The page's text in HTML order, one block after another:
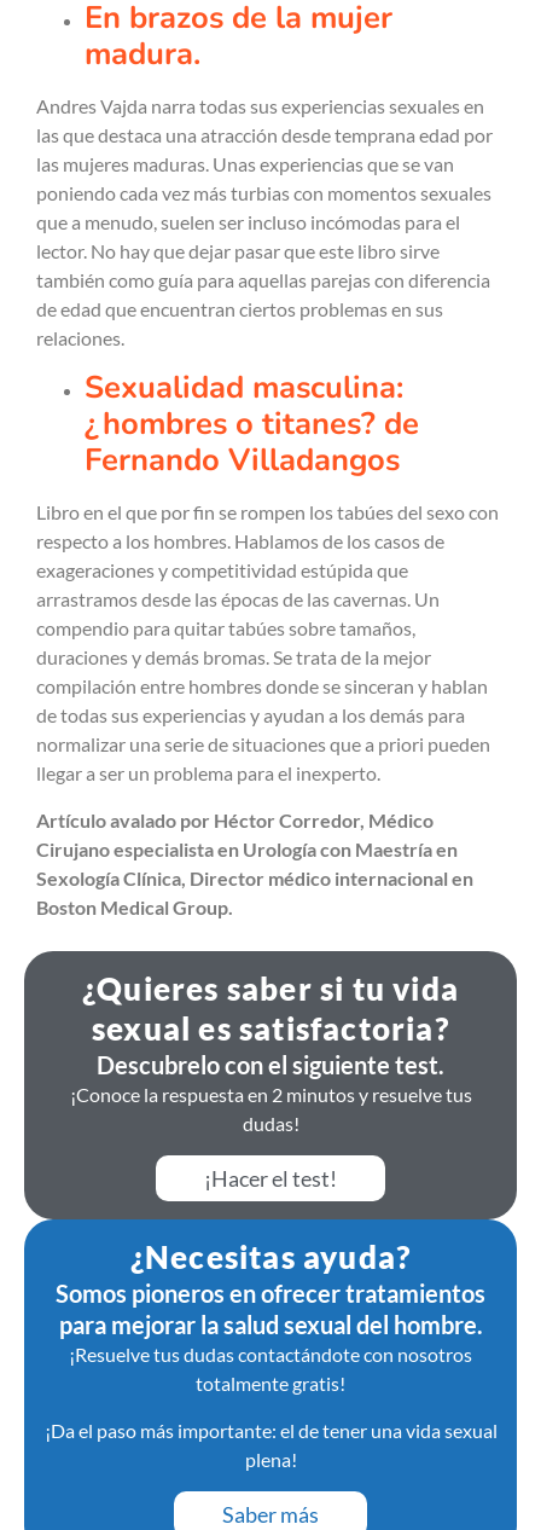
En brazos de la mujer
madura.
Andres Vajda narra todas sus experiencias sexuales en
las que destaca una atracción desde temprana edad por
las mujeres maduras. Unas experiencias que se van
poniendo cada vez más turbias con momentos sexuales
que a menudo, suelen ser incluso incómodas para el
lector. No hay que dejar pasar que este libro sirve
también como guía para aquellas parejas con diferencia
de edad que encuentran ciertos problemas en sus
relaciones.
Sexualidad masculina:
¿hombres o titanes? de
Fernando Villadangos
Libro en el que por fin se rompen los tabúes del sexo con
respecto a los hombres. Hablamos de los casos de
exageraciones y competitividad estúpida que
arrastramos desde las épocas de las cavernas. Un
compendio para quitar tabúes sobre tamaños,
duraciones y demás bromas. Se trata de la mejor
compilación entre hombres donde se sinceran y hablan
de todas sus experiencias y ayudan a los demás para
normalizar una serie de situaciones que a priori pueden
llegar a ser un problema para el inexperto.
Artículo avalado por Héctor Corredor, Médico
Cirujano especialista en Urología con Maestría en
Sexología Clínica, Director médico internacional en
Boston Medical Group.
¿Quieres saber si tu vida
sexual es satisfactoria?
Descubrelo con el siguiente test.
¡Conoce la respuesta en 2 minutos y resuelve tus
dudas!
¡Hacer el test!
¿Necesitas ayuda?
Somos pioneros en ofrecer tratamientos
para mejorar la salud sexual del hombre.
¡Resuelve tus dudas contactándote con nosotros
totalmente gratis!
¡Da el paso más importante: el de tener una vida sexual
plena!
Saber más